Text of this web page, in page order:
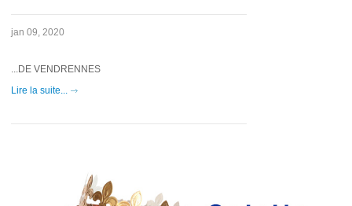
jan 09, 2020
...DE VENDRENNES
Lire la suite...